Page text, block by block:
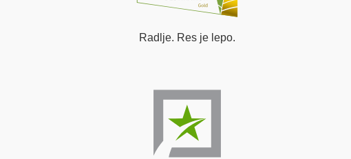
Radlje. Res je lepo.